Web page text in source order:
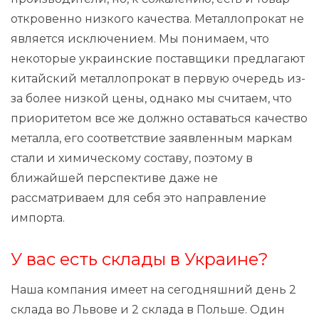
откровенно низкого качества. Металлопрокат не
является исключением. Мы понимаем, что
некоторые украинские поставщики предлагают
китайский металлопрокат в первую очередь из-
за более низкой цены, однако мы считаем, что
приоритетом все же должно оставаться качество
металла, его соответствие заявленным маркам
стали и химическому составу, поэтому в
ближайшей перспективе даже не
рассматриваем для себя это направление
импорта.
У вас есть склады в Украине?
Наша компания имеет на сегодняшний день 2
склада во Львове и 2 склада в Польше. Один